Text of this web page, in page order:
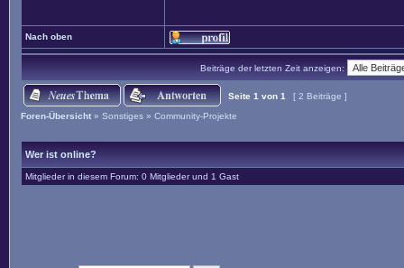
Nach oben
Beiträge der letzten Zeit anzeigen:
Seite 1 von 1
[ 2 Beiträge ]
Foren-Übersicht » Sonstiges » Community-Projekte
Wer ist online?
Mitglieder in diesem Forum: 0 Mitglieder und 1 Gast